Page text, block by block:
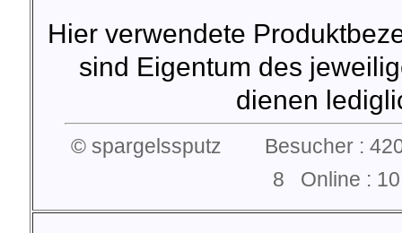
Hier verwendete
sind Eigentum des
dienen
© spargelssputz Besucher :
8 Online :